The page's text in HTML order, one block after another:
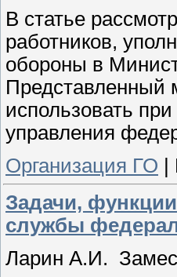
В статье
работников,
обороны в
Представленный
использовать
управления
Организация ГО |
Задачи,
службы
Ларин А.И.